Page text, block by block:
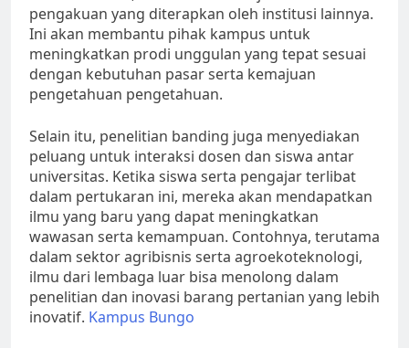
pengakuan yang diterapkan oleh institusi lainnya.
Ini akan membantu pihak kampus untuk
meningkatkan prodi unggulan yang tepat sesuai
dengan kebutuhan pasar serta kemajuan
pengetahuan pengetahuan.
Selain itu, penelitian banding juga menyediakan
peluang untuk interaksi dosen dan siswa antar
universitas. Ketika siswa serta pengajar terlibat
dalam pertukaran ini, mereka akan mendapatkan
ilmu yang baru yang dapat meningkatkan
wawasan serta kemampuan. Contohnya, terutama
dalam sektor agribisnis serta agroekoteknologi,
ilmu dari lembaga luar bisa menolong dalam
penelitian dan inovasi barang pertanian yang lebih
inovatif. Kampus Bungo